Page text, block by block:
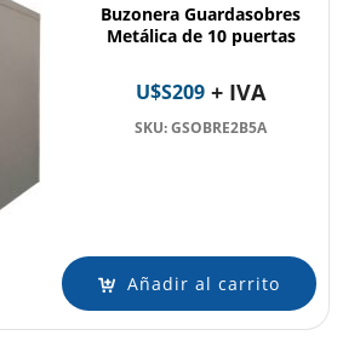
Buzonera Guardasobres
Metálica de 10 puertas
U$S209 + IVA
SKU: GSOBRE2B5A
Añadir al carrito